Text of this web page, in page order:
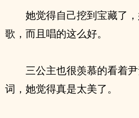
她觉得自己挖到宝藏了
歌，而且唱的这么好。
三公主也很羡慕的看着
词，她觉得真是太美了。